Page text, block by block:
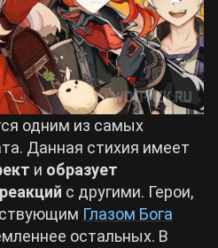
2
2
одним из самых
Данная стихия имеет
и образует
с другими. Герои,
Глазом Бога
остальных. В